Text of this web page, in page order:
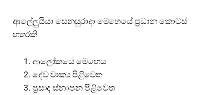
ආලේලුයියා සෙනසුරාදා මෙහෙයේ ප්‍රධාන කොටස්
හතරකි
ආලෝකයේ මෙහෙය
දේව වාක්‍ය පිළිවෙත
ප්‍රසාද ස්නාපන පිළිවෙත